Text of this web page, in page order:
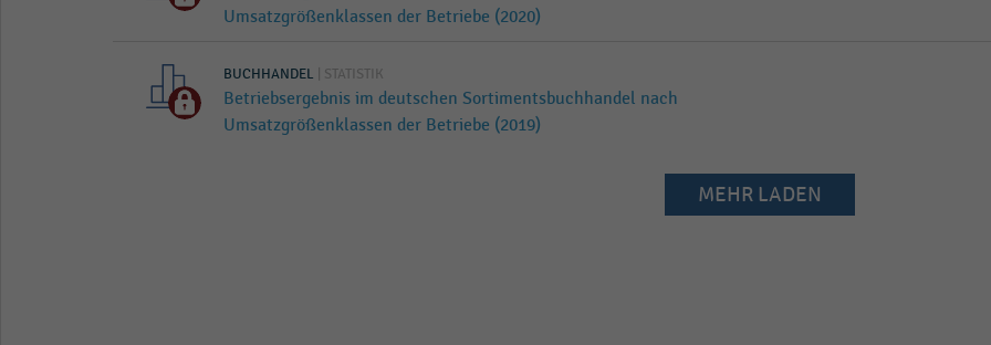
Umsatzgrößenklassen der Betriebe (2020)
BUCHHANDEL | STATISTIK
Betriebsergebnis im deutschen Sortimentsbuchhandel nach
Umsatzgrößenklassen der Betriebe (2019)
MEHR LADEN